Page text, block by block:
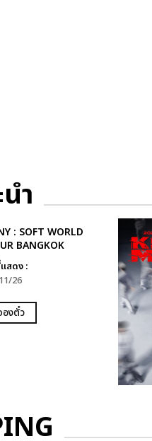
ำ
: SOFT WORLD
BANGKOK
สดง :
26
องตั๋ว